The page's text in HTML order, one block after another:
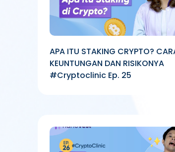
APA ITU STAKING CRYPTO?
KEUNTUNGAN DAN RISIKONYA
#Cryptoclinic Ep. 25